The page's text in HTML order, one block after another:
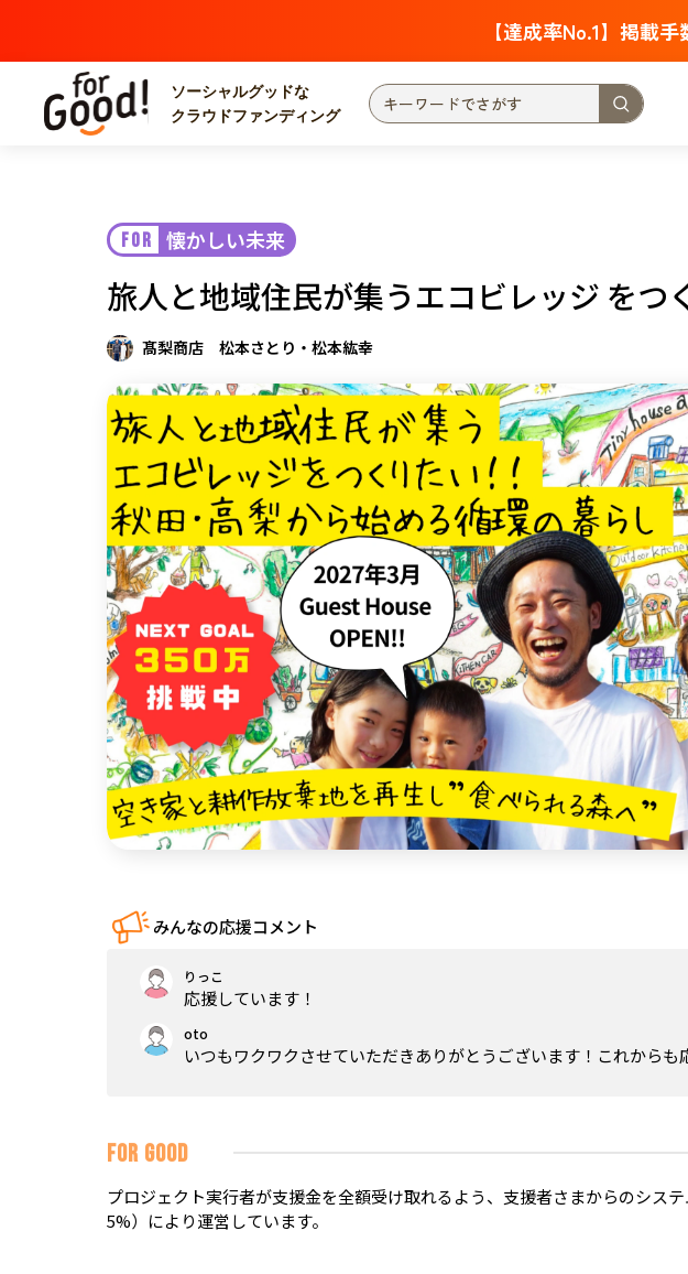
【達成率No.1】掲載
ソーシャルグッドな
クラウドファンディング
カテゴリーからさがす
災害
社会貢献
地域からさがす 北海道・東北
関東 茨城 栃木 群馬
中部 新潟 富山 石川
近畿 三重 滋賀 京都
中国 鳥取 島根 岡山
四国 徳島 香川 愛媛
九州・沖縄 福岡 佐賀 長崎
FOR 懐かしい未来
旅人と地域住民が集うエコビレッジ を
髙梨商店 松本さとり・松本紘幸
みんなの応援コメント
りっこ
応援しています！
oto
いつもワクワクさせていただきありがとうございます！これからも
FOR GOOD
プロジェクト実行者が支援金を全額受け取れるよう、支援者さまからのシス
5%）により運営しています。